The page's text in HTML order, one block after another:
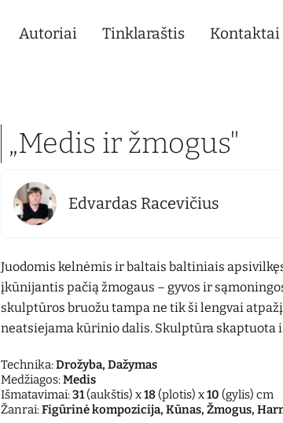
Autoriai Tinklaraštis Kontaktai
„Medis ir žmogus"
Edvardas Racevičius
Juodomis kelnėmis ir baltais baltiniais
įkūnijantis pačią žmogaus – gyvos ir
skulptūros bruožu tampa ne tik ši lengvai
neatsiejama kūrinio dalis. Skulptūra skaptuota
Technika:Drožyba, Dažymas
Medžiagos:Medis
Išmatavimai:31(aukštis) x18(plotis) x10 (gylis) cm
Žanrai:Figūrinė kompozicija, Kūnas, Žmogus,